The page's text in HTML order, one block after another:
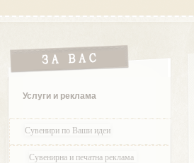
Услуги и реклама
Сувенири по Ваши идеи
Сувенирна и печатна реклама